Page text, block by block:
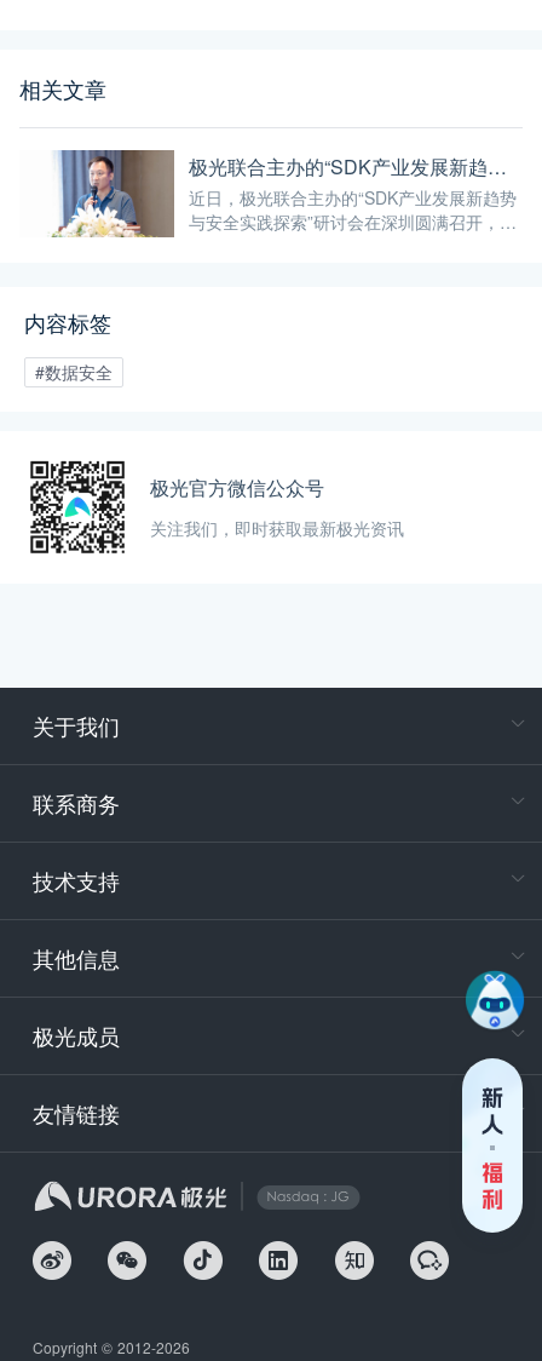
相关文章
极光联合主办的“SDK产业发展新趋势与安全实践探索”研讨会圆满召开
近日，极光联合主办的“SDK产业发展新趋势
与安全实践探索”研讨会在深圳圆满召开，众
内容标签
#数据安全
极光官方微信公众号
关注我们，即时获取最新极光资讯
关于我们
联系商务
技术支持
其他信息
极光成员
友情链接
Copyright © 2012-2026
电
400-
技
安
企